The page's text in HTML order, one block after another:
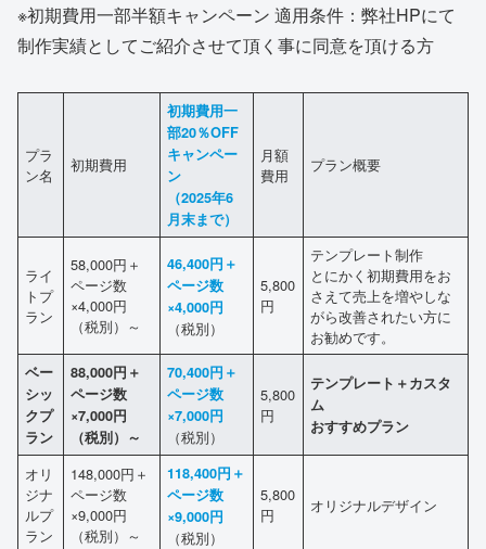
※初期費用一部半額キャンペーン 適用条件：弊社HPにて
制作実績としてご紹介させて頂く事に同意を頂ける方
プラ
ン名
初期費用
初期費用一
部20％OFF
キャンペー
ン
（2025年6
月末まで）
月額
費用
プラン概要
ライ
トプ
ラン
58,000円＋
ページ数
×4,000円
（税別）～
46,400円＋
ページ数
×4,000円
（税別）
5,800
円
テンプレート制作
とにかく初期費用をお
さえて売上を増やしな
がら改善されたい方に
お勧めです。
ベー
シッ
クプ
ラン
88,000円＋
ページ数
×7,000円
（税別）～
70,400円＋
ページ数
×7,000円
（税別）
5,800
円
テンプレート＋カスタ
ム
おすすめプラン
オリ
ジナ
ルプ
ラン
148,000円＋
ページ数
×9,000円
（税別）～
118,400円＋
ページ数
×9,000円
（税別）
5,800
円
オリジナルデザイン